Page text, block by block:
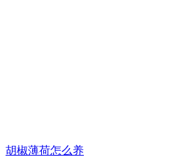
胡椒薄荷怎么养